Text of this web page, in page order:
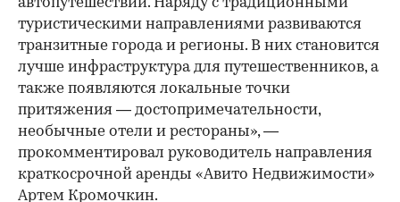
туристическими направлениями развиваются
транзитные города и регионы. В них становится
лучше инфраструктура для путешественников, а
также появляются локальные точки
притяжения — достопримечательности,
необычные отели и рестораны», —
прокомментировал руководитель направления
краткосрочной аренды «Авито Недвижимости»
Артем Кромочкин.